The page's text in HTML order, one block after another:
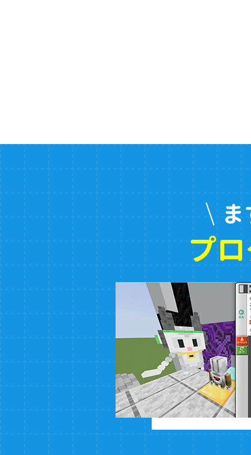
プ